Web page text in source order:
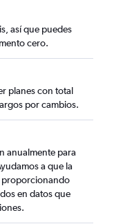
así que puedes
cero.
planes con total
por cambios.
anualmente para
a que la
proporcionando
en datos que